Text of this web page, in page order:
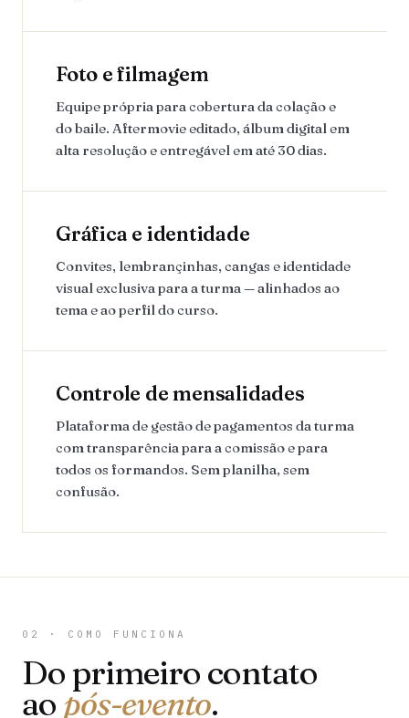
Foto e filmagem
Equipe própria para cobertura da colação e
do baile. Aftermovie editado, álbum digital em
alta resolução e entregável em até 30 dias.
Gráfica e identidade
Convites, lembrançinhas, cangas e identidade
visual exclusiva para a turma — alinhados ao
tema e ao perfil do curso.
Controle de mensalidades
Plataforma de gestão de pagamentos da turma
com transparência para a comissão e para
todos os formandos. Sem planilha, sem
confusão.
02 · COMO FUNCIONA
Do primeiro contato
ao pós-evento.